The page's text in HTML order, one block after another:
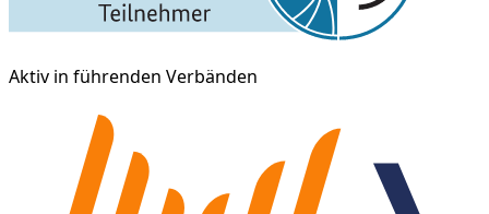
Aktiv in führenden Verbänden